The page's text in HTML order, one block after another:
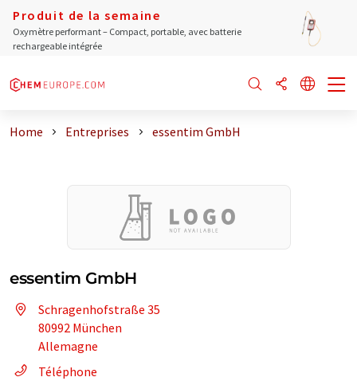
Produit de la semaine
Oxymètre performant – Compact, portable, avec batterie
rechargeable intégrée
Home Entreprises essentim GmbH
essentim GmbH
Schragenhofstraße 35
80992 München
Allemagne
Téléphone